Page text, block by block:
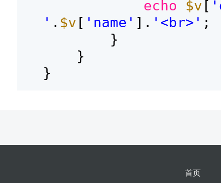
echo
$v [
' . $v [ 'name' ]. '<br>' ;
}
}
}
首页